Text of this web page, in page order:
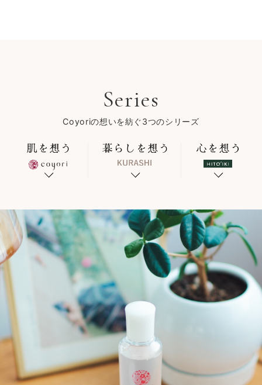
Series
Coyoriの想いを紡ぐ3つのシリーズ